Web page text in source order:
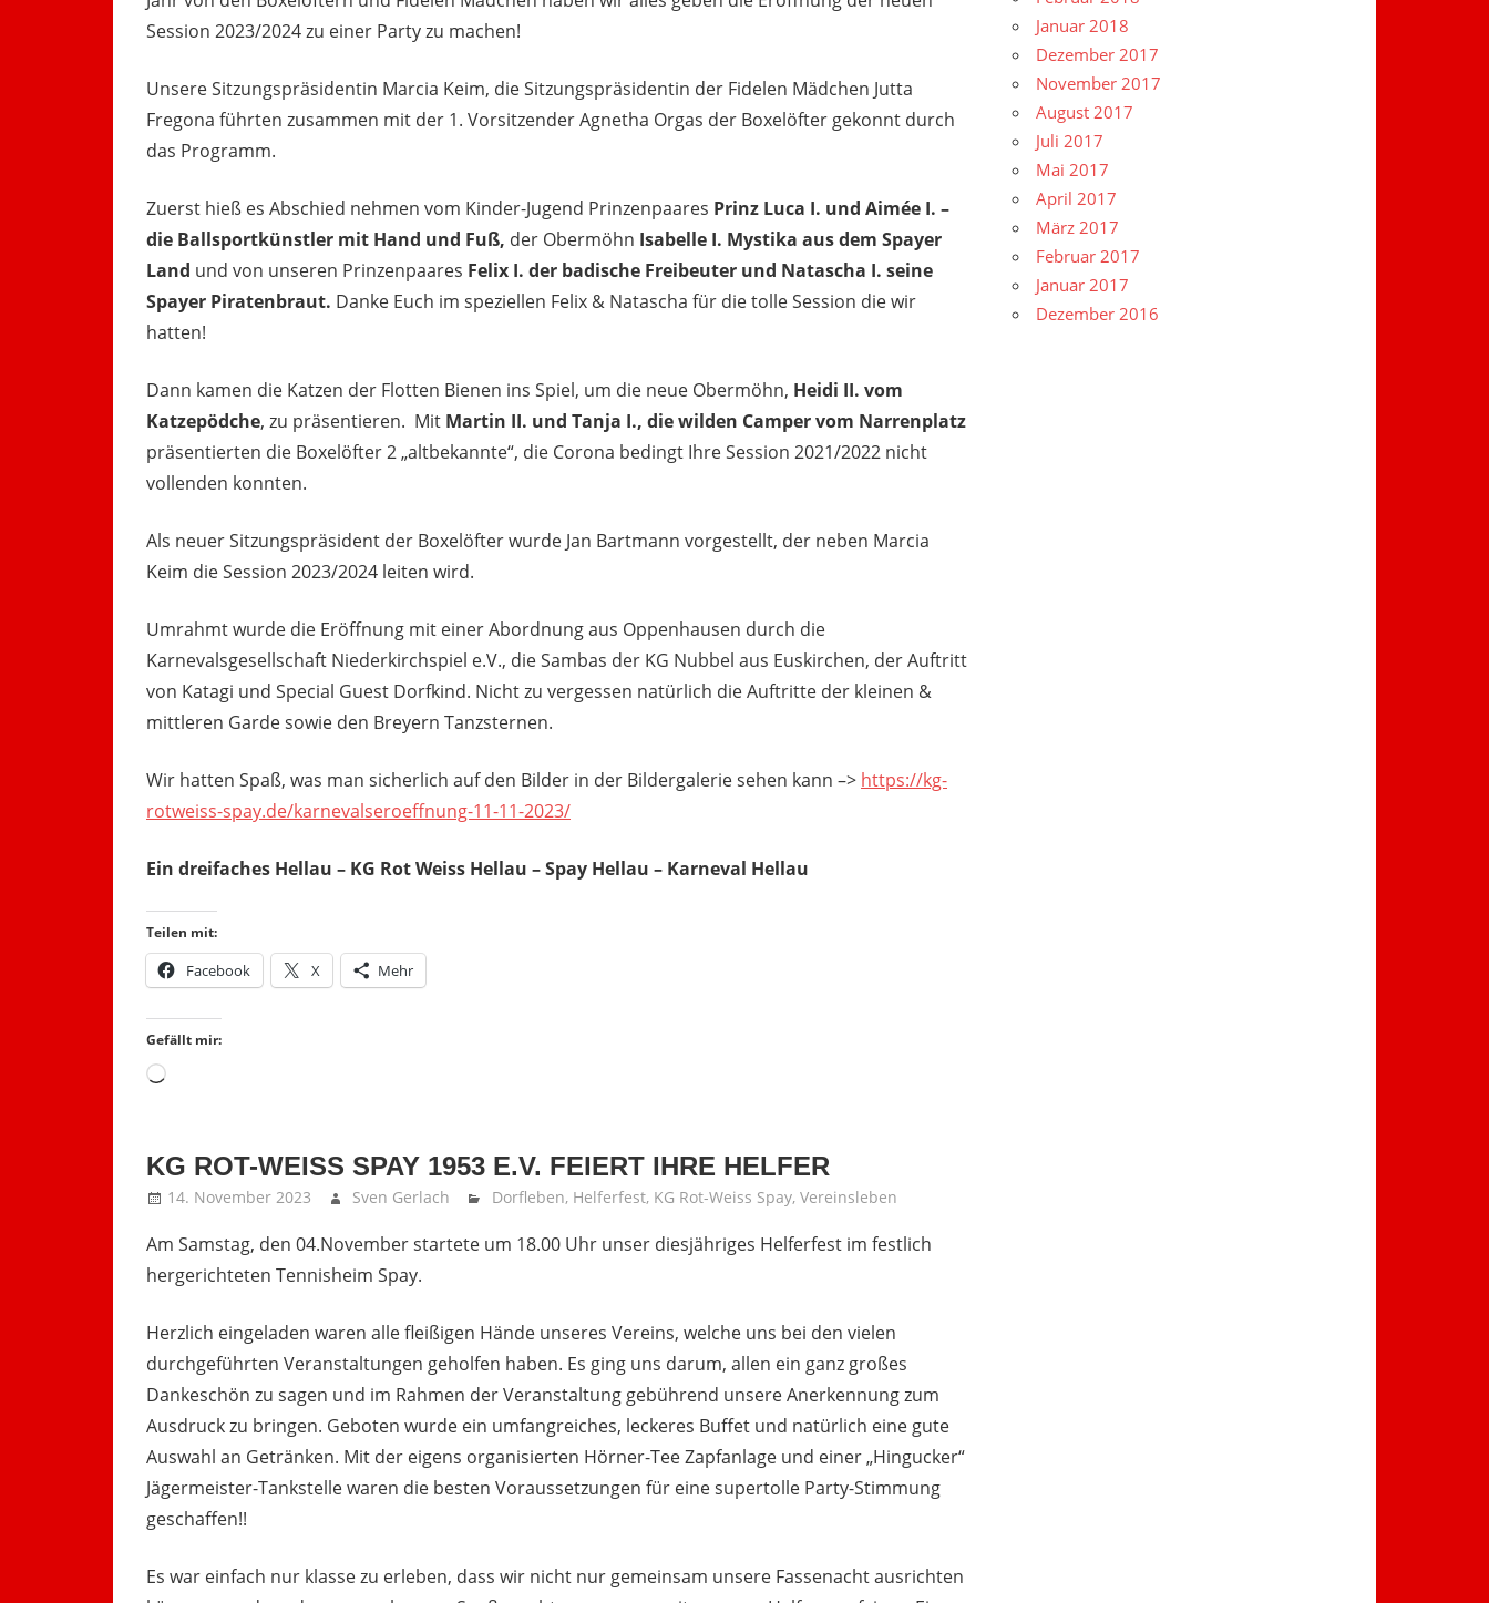
Session 2023/2024 zu einer Party zu machen!
Unsere Sitzungspräsidentin Marcia Keim, die Sitzungspräsidentin der Fidelen Mädchen Jutta
Fregona führten zusammen mit der 1. Vorsitzender Agnetha Orgas der Boxelöfter gekonnt durch
das Programm.
Zuerst hieß es Abschied nehmen vom Kinder-Jugend Prinzenpaares Prinz Luca I. und Aimée I. –
die Ballsportkünstler mit Hand und Fuß, der Obermöhn Isabelle I. Mystika aus dem Spayer
Land und von unseren Prinzenpaares Felix I. der badische Freibeuter und Natascha I. seine
Spayer Piratenbraut. Danke Euch im speziellen Felix & Natascha für die tolle Session die wir
hatten!
Dann kamen die Katzen der Flotten Bienen ins Spiel, um die neue Obermöhn, Heidi II. vom
Katzepödche, zu präsentieren. Mit Martin II. und Tanja I., die wilden Camper vom Narrenplatz
präsentierten die Boxelöfter 2 „altbekannte“, die Corona bedingt Ihre Session 2021/2022 nicht
vollenden konnten.
Als neuer Sitzungspräsident der Boxelöfter wurde Jan Bartmann vorgestellt, der neben Marcia
Keim die Session 2023/2024 leiten wird.
Umrahmt wurde die Eröffnung mit einer Abordnung aus Oppenhausen durch die
Karnevalsgesellschaft Niederkirchspiel e.V., die Sambas der KG Nubbel aus Euskirchen, der Auftritt
von Katagi und Special Guest Dorfkind. Nicht zu vergessen natürlich die Auftritte der kleinen &
mittleren Garde sowie den Breyern Tanzsternen.
Wir hatten Spaß, was man sicherlich auf den Bilder in der Bildergalerie sehen kann –> https://kg-
rotweiss-spay.de/karnevalseroeffnung-11-11-2023/
Ein dreifaches Hellau – KG Rot Weiss Hellau – Spay Hellau – Karneval Hellau
Teilen mit:
Facebook X Mehr
Gefällt mir:
Wird
KG ROT-WEISS SPAY 1953 E.V. FEIERT IHRE HELFER
14. November 2023 Sven Gerlach Dorfleben, Helferfest, KG Rot-Weiss Spay, Vereinsleben
Am Samstag, den 04.November startete um 18.00 Uhr unser diesjähriges Helferfest im festlich
hergerichteten Tennisheim Spay.
Herzlich eingeladen waren alle fleißigen Hände unseres Vereins, welche uns bei den vielen
durchgeführten Veranstaltungen geholfen haben. Es ging uns darum, allen ein ganz großes
Dankeschön zu sagen und im Rahmen der Veranstaltung gebührend unsere Anerkennung zum
Ausdruck zu bringen. Geboten wurde ein umfangreiches, leckeres Buffet und natürlich eine gute
Auswahl an Getränken. Mit der eigens organisierten Hörner-Tee Zapfanlage und einer „Hingucker“
Jägermeister-Tankstelle waren die besten Voraussetzungen für eine supertolle Party-Stimmung
geschaffen!!
Es war einfach nur klasse zu erleben, dass wir nicht nur gemeinsam unsere Fassenacht ausrichten
Januar 2018
Dezember 2017
November 2017
August 2017
Juli 2017
Mai 2017
April 2017
März 2017
Februar 2017
Januar 2017
Dezember 2016